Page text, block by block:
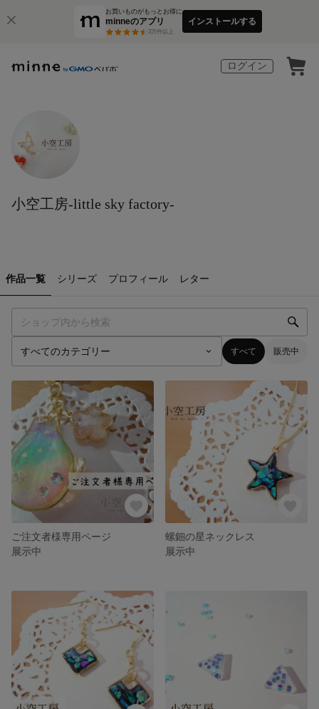
お買いものがもっとお得に
minneのアプリ
3万件以上
インストールする
ログイン
小空工房-little sky factory-
作品一覧 シリーズ プロフィール レター
すべて 販売中
ご注文者様専用ページ
展示中
螺鈿の星ネックレス
展示中